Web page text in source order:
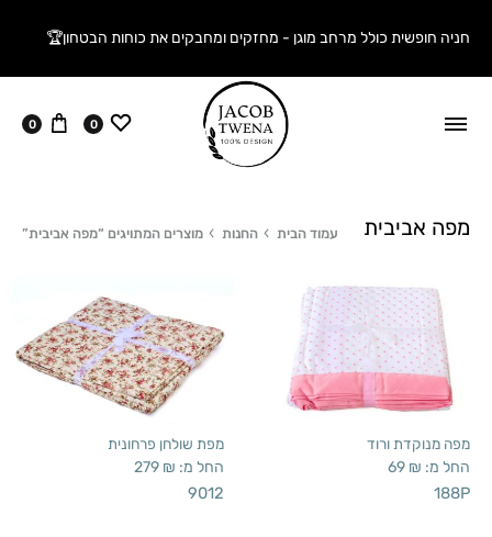
חניה חופשית כולל מרחב מוגן - מחזקים ומחבקים את כוחות הבטחון🏆
ווישליסט
0 עגלה
0
מפה אביבית עמוד הבית החנות מוצרים המתויגים “מפה אביבית”
מפה מנוקדת ורוד
החל מ: 69 ₪
188P
מפת שולחן פרחונית
החל מ: 279 ₪
9012